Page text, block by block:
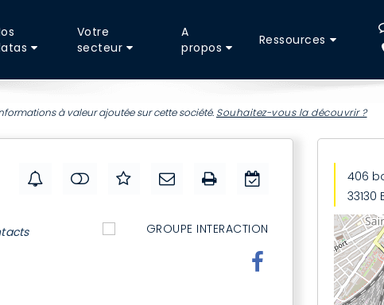
Votre
secteur
A
propos
Ressources
à valeur ajoutée sur cette société. Souhaitez-vous la découvrir ?
406
33130